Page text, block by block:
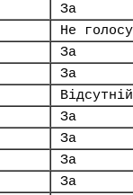
За
Не
За
За
Відсутній
За
За
За
За